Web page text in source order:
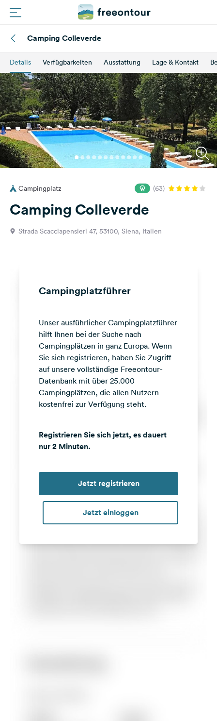
Routen
Plätze
Magazin
Partner
Registrieren
Einloggen
Fragen &
Feedback
Media
Facebook
Instagram
Camping Colleverde
Details Verfügbarkeiten Ausstattung Lage & Kontakt
Campingplatz (63)
Camping Colleverde
Strada Scacciapensieri 47, 53100, Siena, Italien
Campingplatzführer
Unser ausführlicher Campingplatzführer
hilft Ihnen bei der Suche nach
Campingplätzen in ganz Europa. Wenn
Sie sich registrieren, haben Sie Zugriff
auf unsere vollständige Freeontour-
Datenbank mit über 25.000
Campingplätzen, die allen Nutzern
kostenfrei zur Verfügung steht.
Registrieren Sie sich jetzt, es dauert
nur 2 Minuten.
Jetzt registrieren
Jetzt einloggen